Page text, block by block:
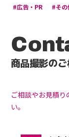
#広告・PR
#その
商品撮影の
ご相談やお見積
い。